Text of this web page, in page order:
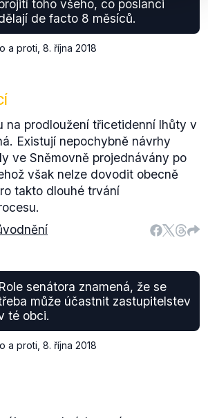
toho všeho, co poslanci
de facto 8 měsíců.
a proti 8. října 2018
na prodloužení třicetidenní lhůty v
Existují nepochybně návrhy
ve Sněmovně projednávány po
však nelze dovodit obecně
takto dlouhé trvání
Role senátora znamená, že se
může účastnit zastupitelstev
té obci.
a proti 8. října 2018